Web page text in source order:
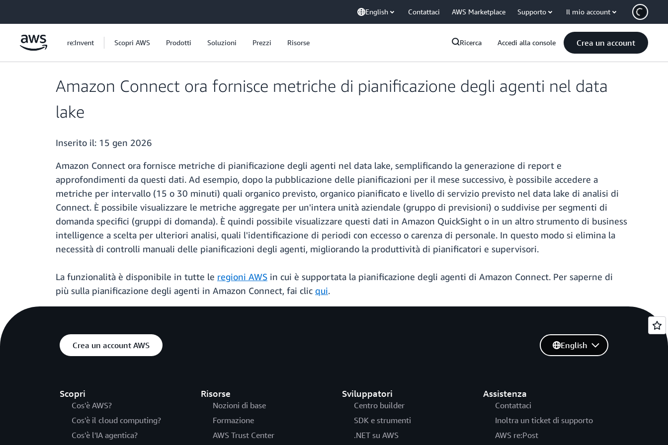
English Contattaci AWS Marketplace Supporto Il mio account
re:Invent Scopri AWS Prodotti Soluzioni Prezzi Risorse Ricerca Accedi alla console Crea un account
Amazon Connect ora fornisce metriche di pianificazione degli agenti nel data
lake
Inserito il: 15 gen 2026
Amazon Connect ora fornisce metriche di pianificazione degli agenti nel data lake, semplificando la generazione di report e
approfondimenti da questi dati. Ad esempio, dopo la pubblicazione delle pianificazioni per il mese successivo, è possibile accedere a
metriche per intervallo (15 o 30 minuti) quali organico previsto, organico pianificato e livello di servizio previsto nel data lake di analisi di
Connect. È possibile visualizzare le metriche aggregate per un'intera unità aziendale (gruppo di previsioni) o suddivise per segmenti di
domanda specifici (gruppi di domanda). È quindi possibile visualizzare questi dati in Amazon QuickSight o in un altro strumento di business
intelligence a scelta per ulteriori analisi, quali l'identificazione di periodi con eccesso o carenza di personale. In questo modo si elimina la
necessità di controlli manuali delle pianificazioni degli agenti, migliorando la produttività di pianificatori e supervisori.
La funzionalità è disponibile in tutte le regioni AWS in cui è supportata la pianificazione degli agenti di Amazon Connect. Per saperne di
più sulla pianificazione degli agenti in Amazon Connect, fai clic qui.
Crea un account AWS
Scopri
Cos'è AWS?
Cos'è il cloud computing?
Cos'è l'IA agentica?
Risorse
Nozioni di base
Formazione
AWS Trust Center
Sviluppatori
Centro builder
SDK e strumenti
.NET su AWS
Assistenza
Contattaci
Inoltra un ticket di supporto
AWS re:Post
English